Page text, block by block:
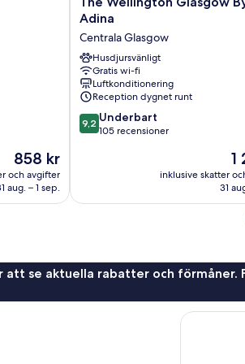
Priset
är
858 kr
858 kr
och avgifter
aug. – 1 sep.
Wellington
By
Adina
Centrala
Glasgow
Adina
Centrala Glasgow
Husdjursvänligt
Gratis wi-fi
Luftkonditionering
Reception dygnet runt
9.2
av
9,2 Underbart
105 recensioner
1
1
inklusive skatter
31
att se aktuella rabatter och förmåner.